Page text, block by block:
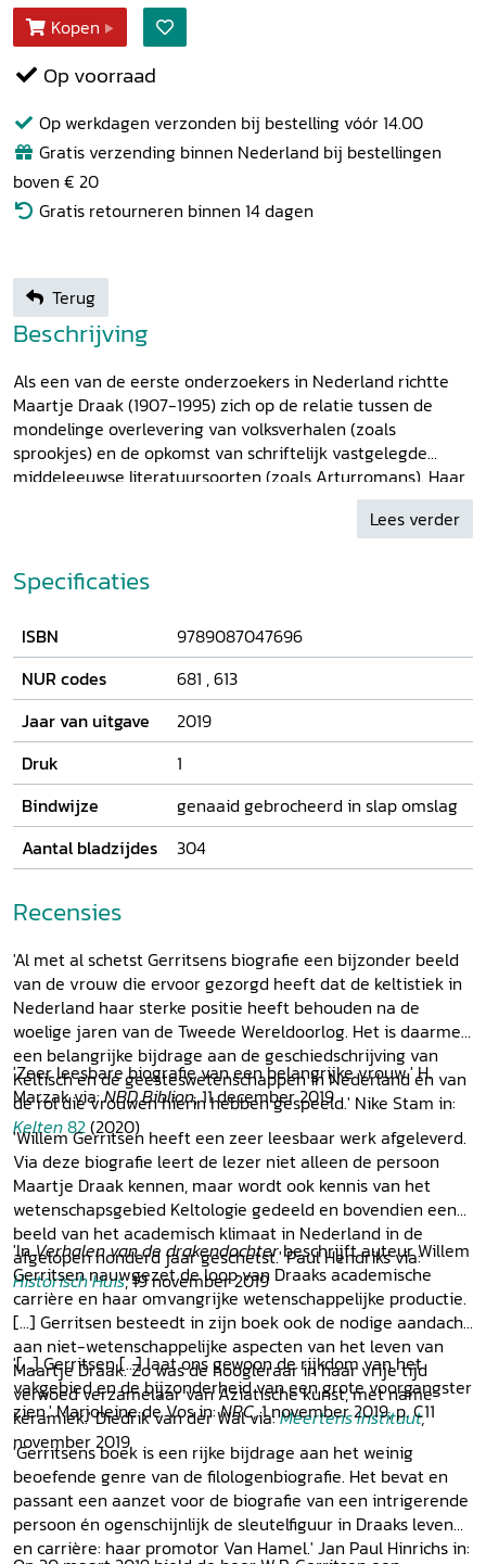
Kopen
Op voorraad
Op werkdagen verzonden bij bestelling vóór 14.00
Gratis verzending binnen Nederland bij bestellingen
boven € 20
Gratis retourneren binnen 14 dagen
Terug
Beschrijving
Als een van de eerste onderzoekers in Nederland richtte
Maartje Draak (1907-1995) zich op de relatie tussen de
mondelinge overlevering van volksverhalen (zoals
sprookjes) en de opkomst van schriftelijk vastgelegde
middeleeuwse literatuursoorten (zoals Arturromans). Haar
omvangrijk wetenschappelijk oeuvre heeft betrekking op
de Middelnederlandse letterkunde en de Keltologie, met
was lector en later hoogleraar in Amsterdam en Utrecht en
werd in 1955 als eerste vrouw gekozen tot lid van de
Akademie van Wetenschappen. In deze biografie wordt het
werk van Maartje Draak belicht tegen de achtergrond van
de toenmalige universitaire studies in taal- en letterkunde.
Hiernaast wordt aandacht besteed aan haar activiteiten als
verzamelaar van Aziatische kunst, haar literaire
voorkeuren, haar liefde voor boeken en vogels en haar
columns in Raad en daad. Een portret van een kleurrijke,
niet-alledaagse persoonlijkheid. Het boek bevat een
bibliografie van de publicaties van Maartje Draak,
samengesteld door Marc Schneiders en Kees Veelenturf.
Lees verder
Specificaties
ISBN
9789087047696
NUR codes
681 ,613
Jaar van uitgave
2019
Druk
1
Bindwijze
genaaid gebrocheerd in slap omslag
Aantal bladzijdes
304
Recensies
'Al met al schetst Gerritsens biografie een bijzonder beeld
van de vrouw die ervoor gezorgd heeft dat de keltistiek in
Nederland haar sterke positie heeft behouden na de
woelige jaren van de Tweede Wereldoorlog. Het is daarmee
een belangrijke bijdrage aan de geschiedschrijving van
Keltisch en de geesteswetenschappen in Nederland en van
de rol die vrouwen hierin hebben gespeeld.' Nike Stam in:
Kelten82(2020)
'Zeer leesbare biografie van een belangrijke vrouw.' H.
Marzak via:NBD Biblion, 11 december 2019
'Willem Gerritsen heeft een zeer leesbaar werk afgeleverd.
Via deze biografie leert de lezer niet alleen de persoon
Maartje Draak kennen, maar wordt ook kennis van het
wetenschapsgebied Keltologie gedeeld en bovendien een
beeld van het academisch klimaat in Nederland in de
afgelopen honderd jaar geschetst.' Paul Hendriks via:
Historisch Huis, 19 november 2019
'InVerhalen van de drakendochterbeschrijft auteur Willem
Gerritsen nauwgezet de loop van Draaks academische
carrière en haar omvangrijke wetenschappelijke productie.
[...] Gerritsen besteedt in zijn boek ook de nodige aandacht
aan niet-wetenschappelijke aspecten van het leven van
Maartje Draak. Zo was de hoogleraar in haar vrije tijd
verwoed verzamelaar van Aziatische kunst, met name
keramiek.' Diedrik van der Wal via:Meertens Instituut,
november 2019
'[...] Gerritsen [...] laat ons gewoon de rijkdom van het
vakgebied en de bijzonderheid van een grote voorgangster
zien.' Marjoleine de Vos in:NRC,1 november 2019, p. C11
'Gerritsens boek is een rijke bijdrage aan het weinig
beoefende genre van de filologenbiografie. Het bevat en
passant een aanzet voor de biografie van een intrigerende
persoon én ogenschijnlijk de sleutelfiguur in Draaks leven
en carrière: haar promotor Van Hamel.' Jan Paul Hinrichs in: